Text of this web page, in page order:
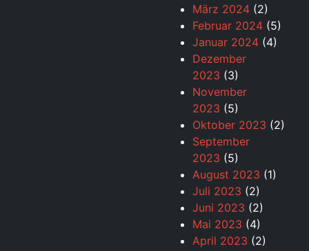
März 2024 (2)
Februar 2024 (5)
Januar 2024 (4)
Dezember
2023 (3)
November
2023 (5)
Oktober 2023 (2)
September
2023 (5)
August 2023 (1)
Juli 2023 (2)
Juni 2023 (2)
Mai 2023 (4)
April 2023 (2)